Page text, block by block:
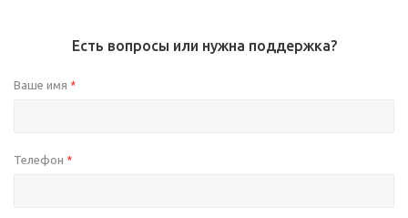
Есть вопросы или нужна поддержка?
Ваше имя *
Телефон *